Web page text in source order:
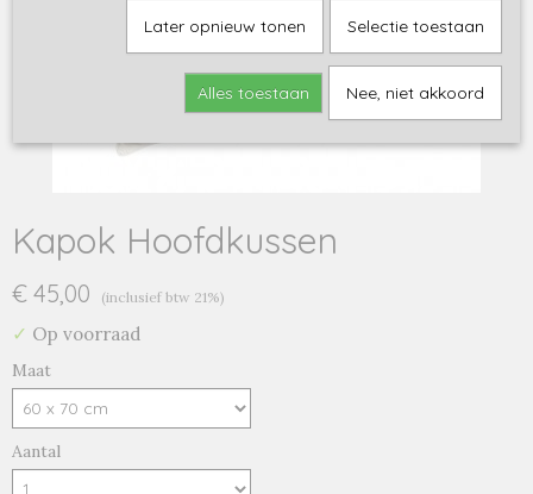
Kapok Hoofdkussen
€ 45,00 (inclusief btw 21%)
✓ Op voorraad
Maat
Aantal
Later opnieuw tonen Selectie toestaan
Alles toestaan Nee, niet akkoord